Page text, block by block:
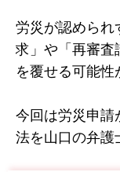
労災が認められ
求」や「再審査
を覆せる可能性
今回は労災申請
法を山口の弁護